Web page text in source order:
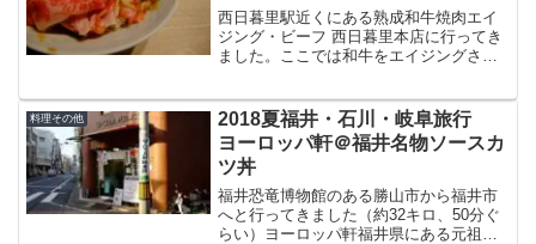
だけるお得なコース
西日暮里駅近くにある熟成和牛焼肉エイ
ジング・ビーフ 西日暮里本店に行ってき
ました。ここでは和牛をエイジングさせ
たスペシャルコースについてブログで紹
介したいと思います。熟...
料理その他
2018夏福井・石川・岐阜旅行
ヨーロッパ軒＠福井名物ソースカ
ツ丼
福井恐竜博物館のある勝山市から福井市
へと行ってきました（約32キロ、50分ぐ
らい）ヨーロッパ軒福井県にある元祖ソ